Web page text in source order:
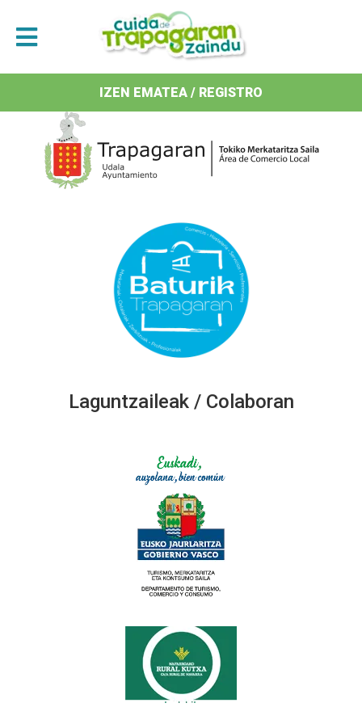
Antolatzaileak / Organizan
Laguntzaileak / Colaboran
IZEN EMATEA / REGISTRO